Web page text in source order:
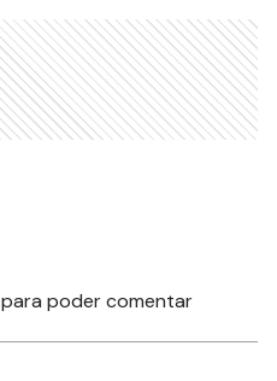
para poder comentar